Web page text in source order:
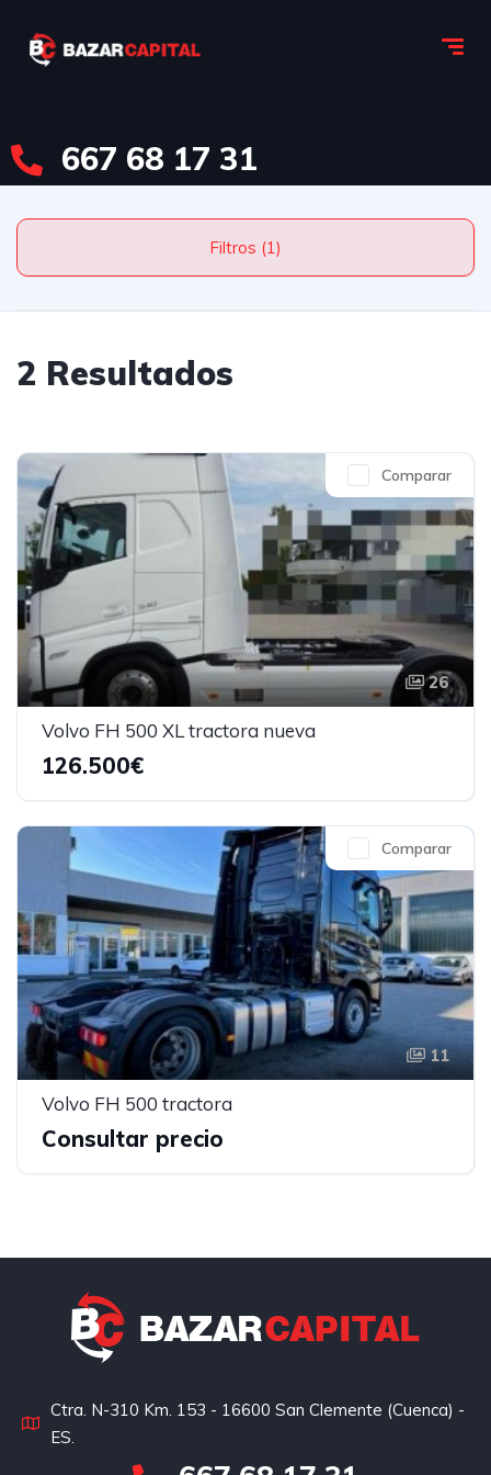
667 68 17 31
Filtros (1)
2 Resultados
26
Comparar
Volvo FH 500 XL tractora nueva
126.500€
11
Comparar
Volvo FH 500 tractora
Consultar precio
Ctra. N-310 Km. 153 - 16600 San Clemente (Cuenca) -
ES.